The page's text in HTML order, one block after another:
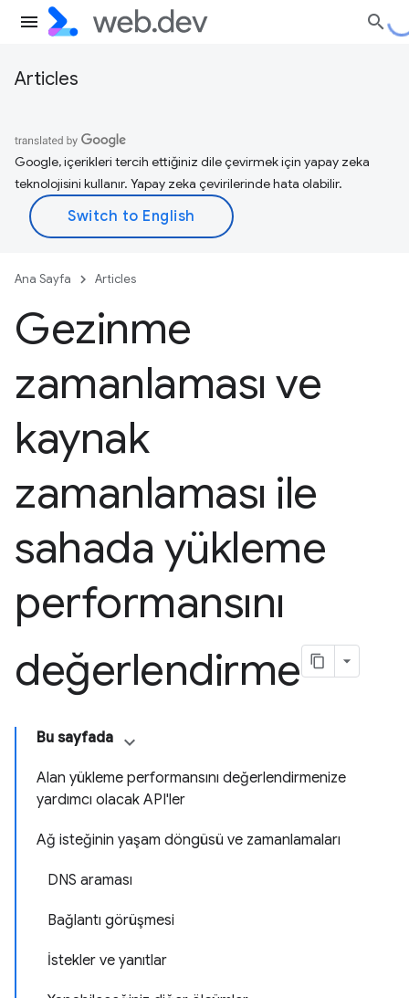
Articles
Google, içerikleri tercih ettiğiniz dile çevirmek için yapay zeka
teknolojisini kullanır. Yapay zeka çevirilerinde hata olabilir.
Ana Sayfa Articles
Gezinme
zamanlaması ve
kaynak
zamanlaması ile
sahada yükleme
performansını
değerlendirme
Bu sayfada
Alan yükleme performansını değerlendirmenize
yardımcı olacak API'ler
Ağ isteğinin yaşam döngüsü ve zamanlamaları
DNS araması
Bağlantı görüşmesi
İstekler ve yanıtlar